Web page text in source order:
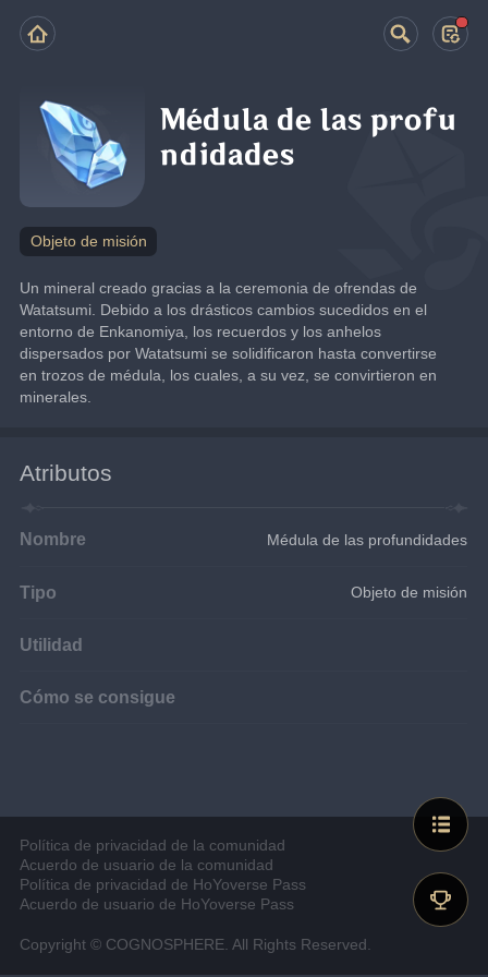
Médula de las profu
ndidades
Objeto de misión
Un mineral creado gracias a la ceremonia de ofrendas de
Watatsumi. Debido a los drásticos cambios sucedidos en el
entorno de Enkanomiya, los recuerdos y los anhelos
dispersados por Watatsumi se solidificaron hasta convertirse
en trozos de médula, los cuales, a su vez, se convirtieron en
minerales.
Atributos
Nombre Médula de las profundidades
Tipo Objeto de misión
Utilidad
Cómo se consigue
Política de privacidad de la comunidad
Acuerdo de usuario de la comunidad
Política de privacidad de HoYoverse Pass
Acuerdo de usuario de HoYoverse Pass
Copyright © COGNOSPHERE. All Rights Reserved.